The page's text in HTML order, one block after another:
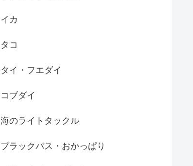
イカ
タコ
タイ・フエダイ
コブダイ
海のライトタックル
ブラックバス・おかっぱり